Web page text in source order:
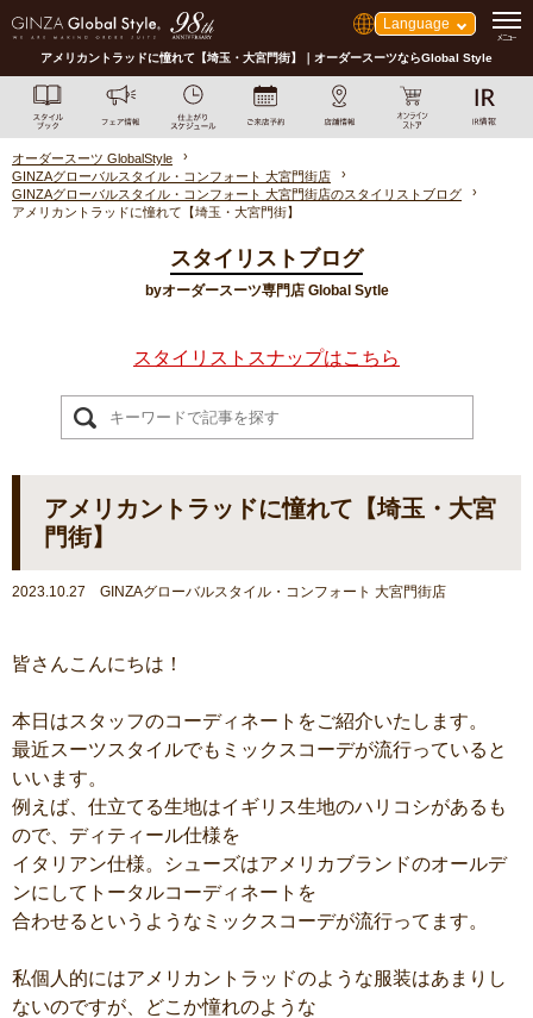
Language
アメリカントラッドに憧れて【埼玉・大宮門街】｜オーダースーツならGlobal Style
オーダースーツ GlobalStyle
GINZAグローバルスタイル・コンフォート 大宮門街店
GINZAグローバルスタイル・コンフォート 大宮門街店のスタイリストブログ
アメリカントラッドに憧れて【埼玉・大宮門街】
スタイリストブログ
byオーダースーツ専門店 Global Sytle
スタイリストスナップはこちら
アメリカントラッドに憧れて【埼玉・大宮
門街】
2023.10.27 GINZAグローバルスタイル・コンフォート 大宮門街店
皆さんこんにちは！
本日はスタッフのコーディネートをご紹介いたします。
最近スーツスタイルでもミックスコーデが流行っていると
いいます。
例えば、仕立てる生地はイギリス生地のハリコシがあるも
ので、ディティール仕様を
イタリアン仕様。シューズはアメリカブランドのオールデ
ンにしてトータルコーディネートを
合わせるというようなミックスコーデが流行ってます。
私個人的にはアメリカントラッドのような服装はあまりし
ないのですが、どこか憧れのような